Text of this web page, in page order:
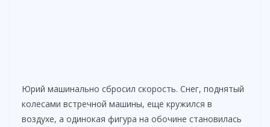
Юрий машинально сбросил скорость. Снег, поднятый
колесами встречной машины, еще кружился в
воздухе, а одинокая фигура на обочине становилась